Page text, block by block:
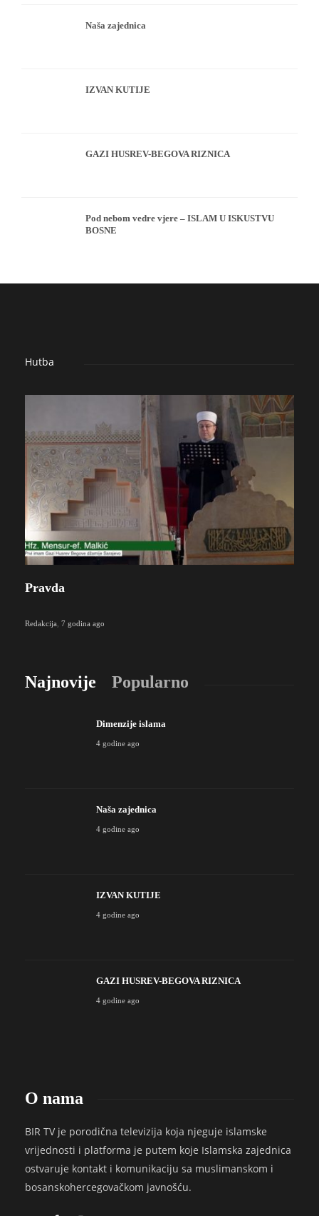
Naša zajednica
IZVAN KUTIJE
GAZI HUSREV-BEGOVA RIZNICA
Pod nebom vedre vjere – ISLAM U ISKUSTVU
BOSNE
Hutba
Pravda
Redakcija 7 godina ago
Najnovije Popularno
Dimenzije islama
4 godine ago
Naša zajednica
4 godine ago
IZVAN KUTIJE
4 godine ago
GAZI HUSREV-BEGOVA RIZNICA
4 godine ago
O nama
BIR TV je porodična televizija koja njeguje islamske
vrijednosti i platforma je putem koje Islamska zajednica
ostvaruje kontakt i komunikaciju sa muslimanskom i
bosanskohercegovačkom javnošću.